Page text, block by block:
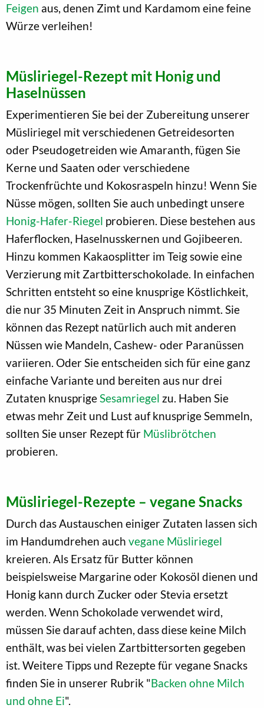
Feigen aus, denen Zimt und Kardamom eine feine
Würze verleihen!
Müsliriegel-Rezept mit Honig und
Haselnüssen
Experimentieren Sie bei der Zubereitung unserer
Müsliriegel mit verschiedenen Getreidesorten
oder Pseudogetreiden wie Amaranth, fügen Sie
Kerne und Saaten oder verschiedene
Trockenfrüchte und Kokosraspeln hinzu! Wenn Sie
Nüsse mögen, sollten Sie auch unbedingt unsere
Honig-Hafer-Riegel probieren. Diese bestehen aus
Haferflocken, Haselnusskernen und Gojibeeren.
Hinzu kommen Kakaosplitter im Teig sowie eine
Verzierung mit Zartbitterschokolade. In einfachen
Schritten entsteht so eine knusprige Köstlichkeit,
die nur 35 Minuten Zeit in Anspruch nimmt. Sie
können das Rezept natürlich auch mit anderen
Nüssen wie Mandeln, Cashew- oder Paranüssen
variieren. Oder Sie entscheiden sich für eine ganz
einfache Variante und bereiten aus nur drei
Zutaten knusprigeSesamriegel zu. Haben Sie
etwas mehr Zeit und Lust auf knusprige Semmeln,
sollten Sie unser Rezept für Müslibrötchen
probieren.
Müsliriegel-Rezepte – vegane Snacks
Durch das Austauschen einiger Zutaten lassen sich
im Handumdrehen auch vegane Müsliriegel
kreieren. Als Ersatz für Butter können
beispielsweise Margarine oder Kokosöl dienen und
Honig kann durch Zucker oder Stevia ersetzt
werden. Wenn Schokolade verwendet wird,
müssen Sie darauf achten, dass diese keine Milch
enthält, was bei vielen Zartbittersorten gegeben
ist. Weitere Tipps und Rezepte für vegane Snacks
finden Sie in unserer Rubrik "Backen ohne Milch
und ohne Ei".